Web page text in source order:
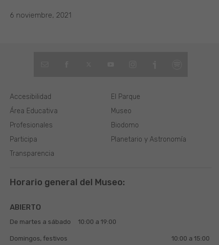
6 noviembre, 2021
El Parque
Museo
Biodomo
Planetario y Astronomía
Área Educativa
Profesionales
Participa
Transparencia
Accesibilidad
Horario general del Museo:
ABIERTO
De martes a sábado 10:00 a 19:00
Domingos, festivos 10:00 a 15:00